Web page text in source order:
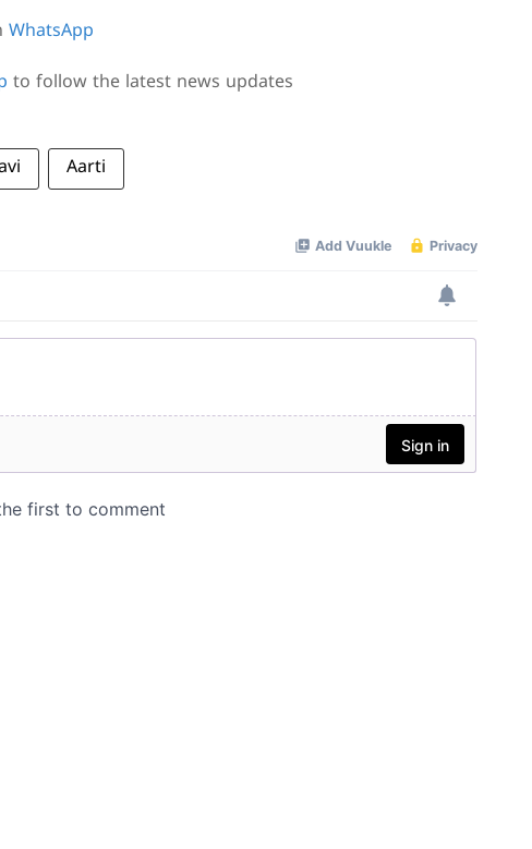
WhatsApp
to follow the latest news updates
Aarti